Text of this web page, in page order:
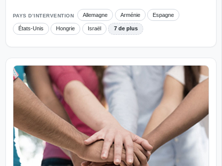
PAYS D’INTERVENTION Allemagne Arménie Espagne
États-Unis Hongrie Israël 7 de plus